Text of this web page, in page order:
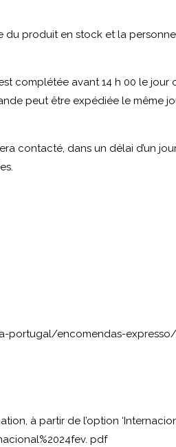
du produit en stock et la
complétée avant 14 h 00 le jour
peut être expédiée le même
contacté, dans un délai d’un
portugal/encomendas-
à partir de l’option
pdf